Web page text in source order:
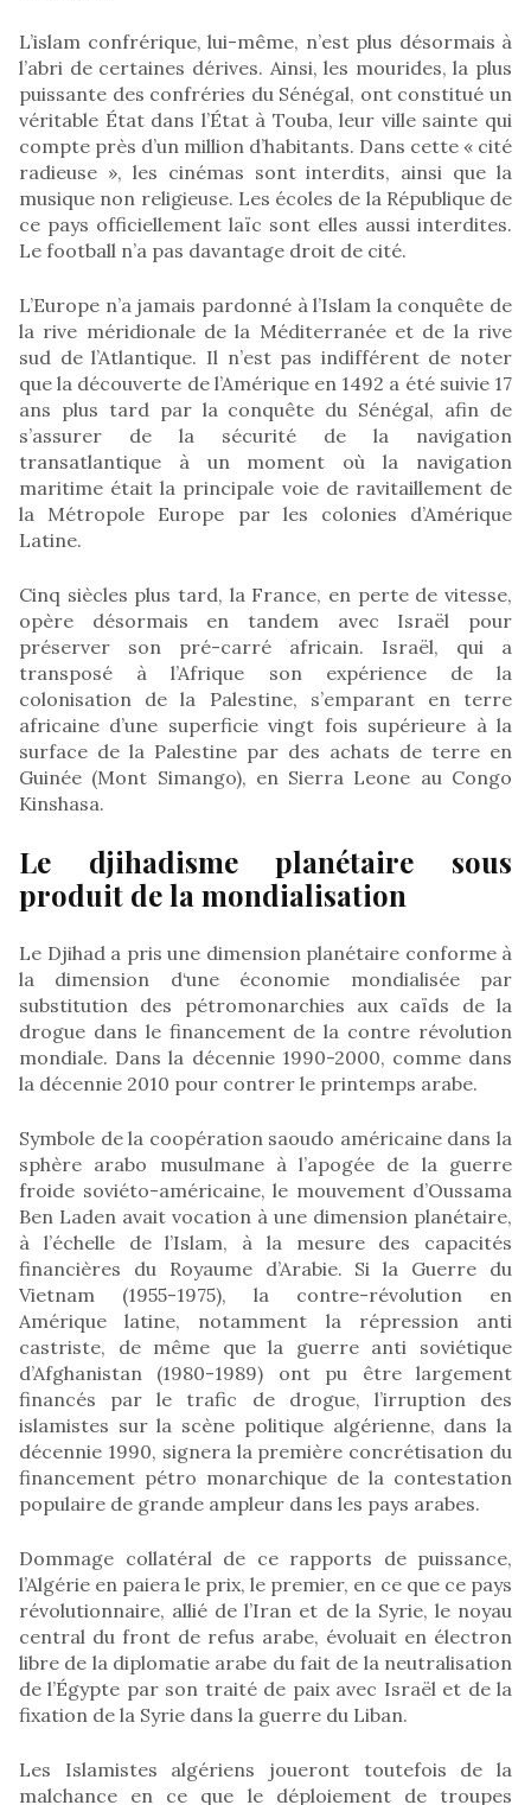
L’islam confrérique, lui-même, n’est plus désormais à
l’abri de certaines dérives. Ainsi, les mourides, la plus
puissante des confréries du Sénégal, ont constitué un
véritable État dans l’État à Touba, leur ville sainte qui
compte près d’un million d’habitants. Dans cette « cité
radieuse », les cinémas sont interdits, ainsi que la
musique non religieuse. Les écoles de la République de
ce pays officiellement laïc sont elles aussi interdites.
Le football n’a pas davantage droit de cité.
L’Europe n’a jamais pardonné à l’Islam la conquête de
la rive méridionale de la Méditerranée et de la rive
sud de l’Atlantique. Il n’est pas indifférent de noter
que la découverte de l’Amérique en 1492 a été suivie 17
ans plus tard par la conquête du Sénégal, afin de
s’assurer de la sécurité de la navigation
transatlantique à un moment où la navigation
maritime était la principale voie de ravitaillement de
la Métropole Europe par les colonies d’Amérique
Latine.
Cinq siècles plus tard, la France, en perte de vitesse,
opère désormais en tandem avec Israël pour
préserver son pré-carré africain. Israël, qui a
transposé à l’Afrique son expérience de la
colonisation de la Palestine, s’emparant en terre
africaine d’une superficie vingt fois supérieure à la
surface de la Palestine par des achats de terre en
Guinée (Mont Simango), en Sierra Leone au Congo
Kinshasa.
Le djihadisme planétaire sous
produit de la mondialisation
Le Djihad a pris une dimension planétaire conforme à
la dimension d‘une économie mondialisée par
substitution des pétromonarchies aux caïds de la
drogue dans le financement de la contre révolution
mondiale. Dans la décennie 1990-2000, comme dans
la décennie 2010 pour contrer le printemps arabe.
Symbole de la coopération saoudo américaine dans la
sphère arabo musulmane à l’apogée de la guerre
froide soviéto-américaine, le mouvement d’Oussama
Ben Laden avait vocation à une dimension planétaire,
à l’échelle de l’Islam, à la mesure des capacités
financières du Royaume d’Arabie. Si la Guerre du
Vietnam (1955-1975), la contre-révolution en
Amérique latine, notamment la répression anti
castriste, de même que la guerre anti soviétique
d’Afghanistan (1980-1989) ont pu être largement
financés par le trafic de drogue, l’irruption des
islamistes sur la scène politique algérienne, dans la
décennie 1990, signera la première concrétisation du
financement pétro monarchique de la contestation
populaire de grande ampleur dans les pays arabes.
Dommage collatéral de ce rapports de puissance,
l’Algérie en paiera le prix, le premier, en ce que ce pays
révolutionnaire, allié de l’Iran et de la Syrie, le noyau
central du front de refus arabe, évoluait en électron
libre de la diplomatie arabe du fait de la neutralisation
de l’Égypte par son traité de paix avec Israël et de la
fixation de la Syrie dans la guerre du Liban.
Les Islamistes algériens joueront toutefois de la
malchance en ce que le déploiement de troupes